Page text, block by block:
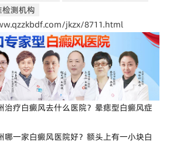
测机构
jkzx/8711.html
治疗白癜风去什么医院？晕痣型白癜风症
哪一家白癜风医院好？额头上有一小块白